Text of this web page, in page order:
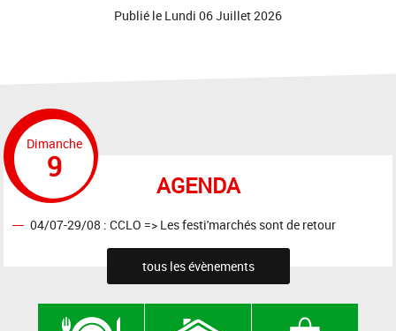
Publié le Lundi 06 Juillet 2026
AGENDA
Dimanche
9
04/07-29/08 : CCLO => Les festi'marchés sont de retour
tous les évènements